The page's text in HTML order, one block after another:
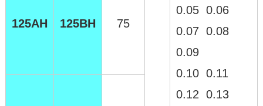
125AH 125BH 75
0.05 0.06
0.07 0.08
0.09
0.10 0.11
0.12 0.13